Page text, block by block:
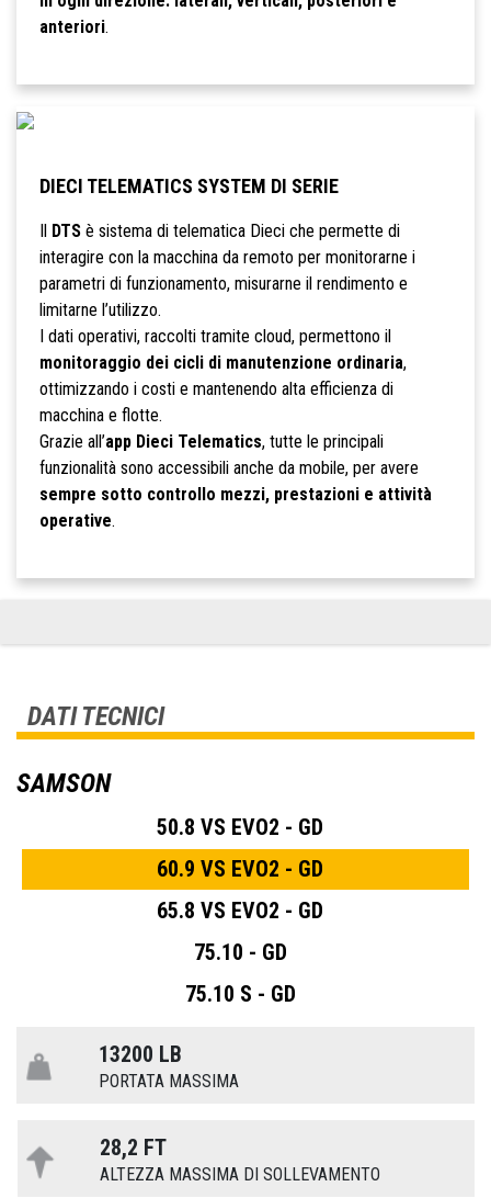
anteriori.
DIECI TELEMATICS SYSTEM DI SERIE
DTSè sistema di telematica Dieci che permette di
interagire con la macchina da remoto per monitorarne i
parametri di funzionamento, misurarne il rendimento e
limitarne l’utilizzo.
I dati operativi, raccolti tramite cloud, permettono il
monitoraggio dei cicli di manutenzione ordinaria,
ottimizzando i costi e mantenendo alta efficienza di
macchina e flotte.
Grazie all’app Dieci Telematics, tutte le principali
funzionalità sono accessibili anche da mobile, per avere
sempre sotto controllo mezzi, prestazioni e attività
operative.
DATI TECNICI
SAMSON
50.8 VS EVO2 - GD
60.9 VS EVO2 - GD
65.8 VS EVO2 - GD
75.10 - GD
75.10 S - GD
13200 LB
PORTATA MASSIMA
28,2 FT
ALTEZZA MASSIMA DI SOLLEVAMENTO